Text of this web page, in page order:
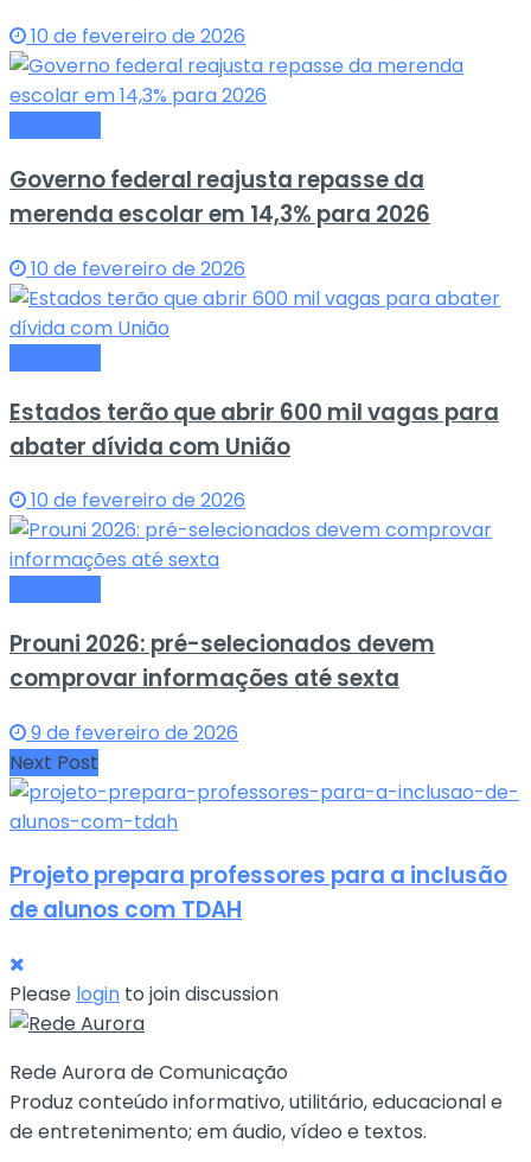
10 de fevereiro de 2026
Governo federal reajusta repasse da
merenda escolar em 14,3% para 2026
10 de fevereiro de 2026
Estados terão que abrir 600 mil vagas para
abater dívida com União
10 de fevereiro de 2026
Prouni 2026: pré-selecionados devem
comprovar informações até sexta
9 de fevereiro de 2026
Next Post
Projeto prepara professores para a inclusão
de alunos com TDAH
Please login to join discussion
Rede Aurora de Comunicação
Produz conteúdo informativo, utilitário, educacional e
de entretenimento; em áudio, vídeo e textos.